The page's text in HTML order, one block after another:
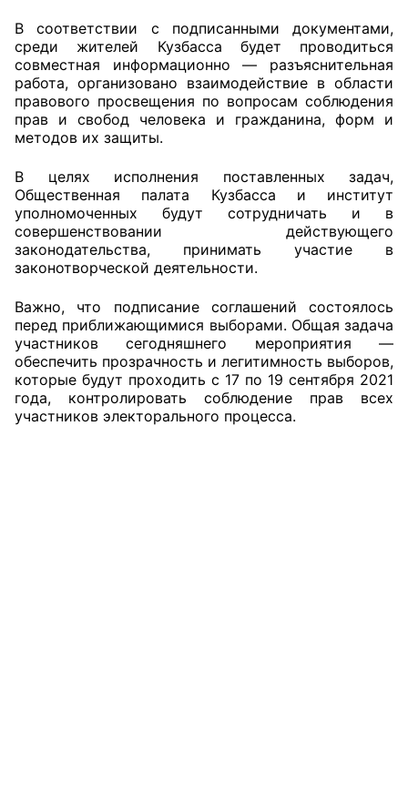
Совет ОП КО
Общественный штаб
Члены ОП КО
Документы ОП КО
Регламент ОП КО
Кодекс этики ОП КО
Соглашения
Рекомендации
Порядок работы ЦОН
В соответствии с подписанными документами,
среди жителей Кузбасса будет проводиться
совместная информационно — разъяснительная
работа, организовано взаимодействие в области
правового просвещения по вопросам соблюдения
прав и свобод человека и гражданина, форм и
методов их защиты.
В целях исполнения поставленных задач,
Общественная палата Кузбасса и институт
уполномоченных будут сотрудничать и в
совершенствовании действующего
законодательства, принимать участие в
законотворческой деятельности.
Важно, что подписание соглашений состоялось
перед приближающимися выборами. Общая задача
участников сегодняшнего мероприятия —
обеспечить прозрачность и легитимность выборов,
которые будут проходить с 17 по 19 сентября 2021
года, контролировать соблюдение прав всех
участников электорального процесса.